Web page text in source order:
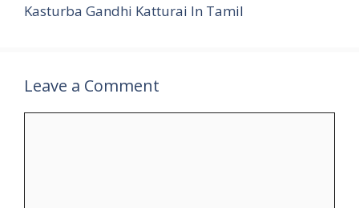
Kasturba Gandhi Katturai In Tamil
Leave a Comment